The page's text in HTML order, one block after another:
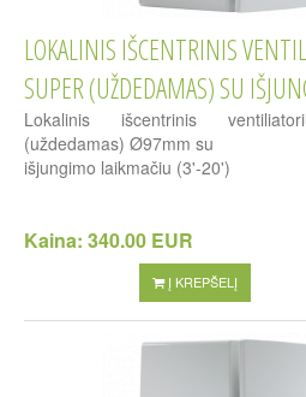
LOKALINIS IŠCENTRINIS
SUPER (UŽDEDAMAS) SU
Lokalinis išcentrinis
(uždedamas) Ø97mm su
išjungimo laikmačiu (3'-20')
Kaina: 340.00 EUR
Į KREPŠELĮ